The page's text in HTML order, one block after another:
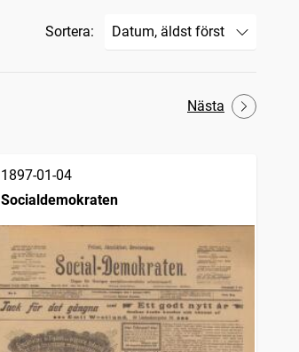
Sortera:
Nästa
1897-01-04
Socialdemokraten